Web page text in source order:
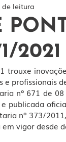
DIGITAL
2021
leitura
trouxe
profissionais
nº 671 de
nº 373/
vigor desde